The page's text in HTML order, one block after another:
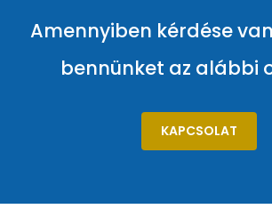
Amennyiben kérdése
bennünket az alábbi
KAPCSOLAT